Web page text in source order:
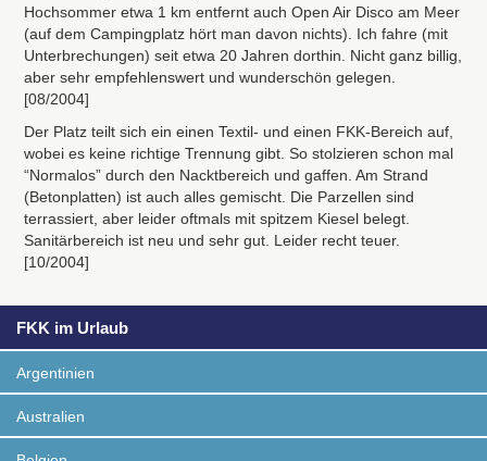
Hochsommer etwa 1 km entfernt auch Open Air Disco am Meer
(auf dem Campingplatz hört man davon nichts). Ich fahre (mit
Unterbrechungen) seit etwa 20 Jahren dorthin. Nicht ganz billig,
aber sehr empfehlenswert und wunderschön gelegen.
[08/2004]
Der Platz teilt sich ein einen Textil- und einen FKK-Bereich auf,
wobei es keine richtige Trennung gibt. So stolzieren schon mal
“Normalos” durch den Nacktbereich und gaffen. Am Strand
(Betonplatten) ist auch alles gemischt. Die Parzellen sind
terrassiert, aber leider oftmals mit spitzem Kiesel belegt.
Sanitärbereich ist neu und sehr gut. Leider recht teuer.
[10/2004]
FKK im Urlaub
Argentinien
Australien